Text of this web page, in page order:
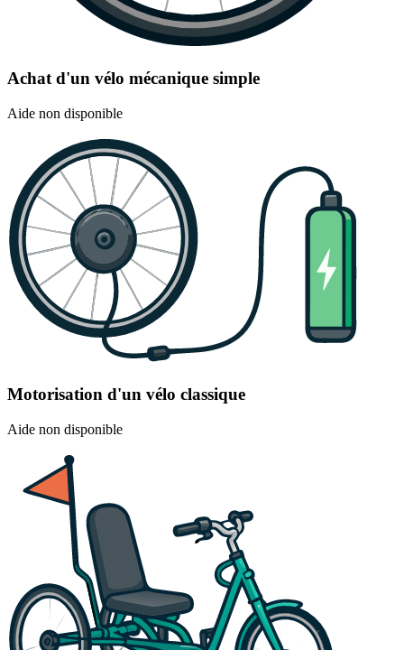
Achat d'un vélo mécanique simple
Aide non disponible
Motorisation d'un vélo classique
Aide non disponible